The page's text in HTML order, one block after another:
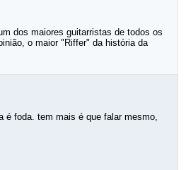
dos maiores guitarristas de todos os
o maior "Riffer" da história da
é foda. tem mais é que falar mesmo,